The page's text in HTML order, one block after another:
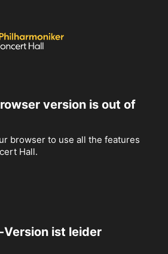
version is out of
browser to use all the features
Hall.
Version ist leider